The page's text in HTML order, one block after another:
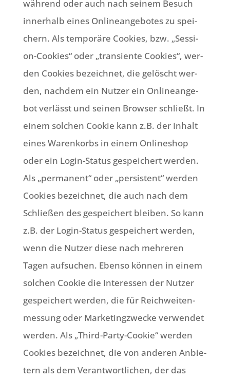
wäh­rend oder auch nach sei­nem Besuch
inner­halb eines Online­an­ge­bo­tes zu spei­
chern. Als tem­po­rä­re Coo­kies, bzw. „Ses­si­
on-Coo­kies“ oder „tran­si­en­te Coo­kies“, wer­
den Coo­kies bezeich­net, die gelöscht wer­
den, nach­dem ein Nut­zer ein Online­an­ge­
bot ver­lässt und sei­nen Brow­ser schließt. In
einem sol­chen Coo­kie kann z.B. der Inhalt
eines Waren­korbs in einem Online­shop
oder ein Log­in-Sta­tus gespei­chert wer­den.
Als „per­ma­nent“ oder „per­si­stent“ wer­den
Coo­kies bezeich­net, die auch nach dem
Schlie­ßen des gespei­chert blei­ben. So kann
z.B. der Log­in-Sta­tus gespei­chert wer­den,
wenn die Nut­zer die­se nach meh­re­ren
Tagen auf­su­chen. Eben­so kön­nen in einem
sol­chen Coo­kie die Inter­es­sen der Nut­zer
gespei­chert wer­den, die für Reich­wei­ten­
mes­sung oder Mar­ke­ting­zwecke ver­wen­det
wer­den. Als „Third-Par­ty-Coo­kie“ wer­den
Coo­kies bezeich­net, die von ande­ren Anbie­
tern als dem Ver­ant­wort­li­chen, der das